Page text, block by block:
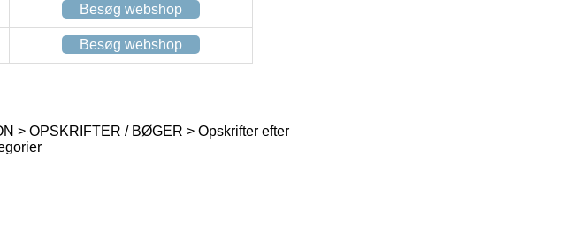
Besøg webshop
Besøg webshop
> OPSKRIFTER / BØGER > Opskrifter efter